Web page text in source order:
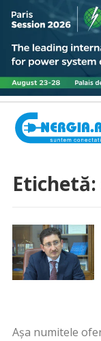
Etichetă:
Așa numitele